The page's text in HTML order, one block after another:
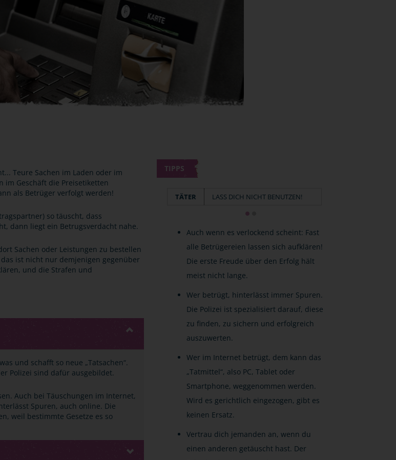
Teure Sachen im Laden oder im
im Geschäft die Preisetiketten
als Betrüger verfolgt werden!
so täuscht, dass
dann liegt ein Betrugsverdacht nahe.
Sachen oder Leistungen zu bestellen
das ist nicht nur demjenigen gegenüber
und die Strafen und
und schafft so neue „Tatsachen“.
Polizei sind dafür ausgebildet.
Auch bei Täuschungen im Internet,
Spuren, auch online. Die
weil bestimmte Gesetze es so
TIPPS
TÄTER LASS DICH NICHT BENUTZEN!
Auch wenn es verlockend scheint: Fast
alle Betrügereien lassen sich aufklären!
Die erste Freude über den Erfolg hält
meist nicht lange.
Wer betrügt, hinterlässt immer Spuren.
Die Polizei ist spezialisiert darauf, diese
zu finden, zu sichern und erfolgreich
auszuwerten.
Wer im Internet betrügt, dem kann das
„Tatmittel“, also PC, Tablet oder
Smartphone, weggenommen werden.
Wird es gerichtlich eingezogen, gibt es
keinen Ersatz.
Vertrau dich jemanden an, wenn du
einen anderen getäuscht hast. Der